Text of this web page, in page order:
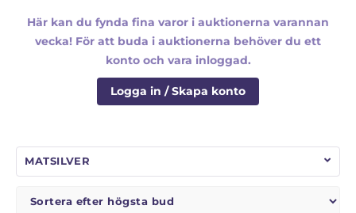
Auktioner Online LIVE
Här kan du fynda fina varor i auktionerna varannan
vecka! För att buda i auktionerna behöver du ett
konto och vara inloggad.
Logga in / Skapa konto
MATSILVER